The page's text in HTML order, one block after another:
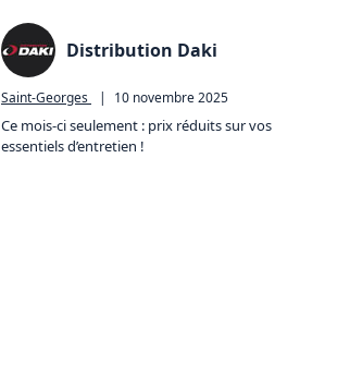
Distribution Daki
Saint-Georges | 10 novembre 2025
Ce mois-ci seulement : prix réduits sur vos
essentiels d’entretien !